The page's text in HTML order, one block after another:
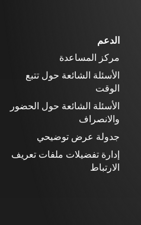
الدعم
مركز المساعدة
الأسئلة الشائعة حول تتبع
الوقت
الأسئلة الشائعة حول الحضور
والانصراف
جدولة عرض توضيحي
إدارة تفضيلات ملفات تعريف
الارتباط